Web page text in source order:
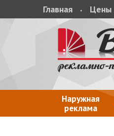
Главная Цены
Наружная
реклама